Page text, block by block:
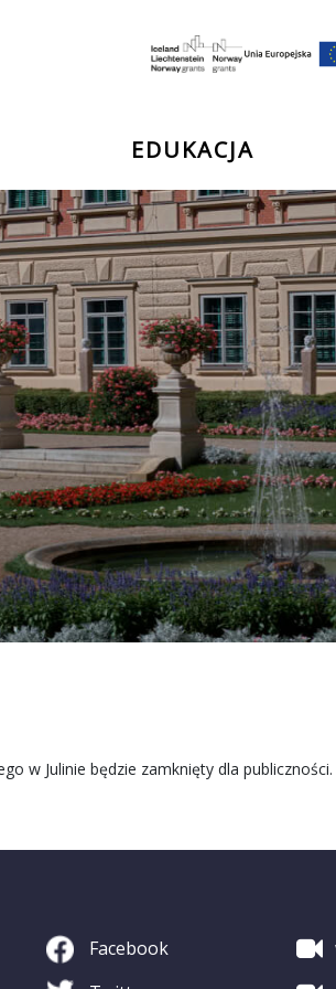
EDUKACJA
w Julinie będzie zamknięty dla
Facebook